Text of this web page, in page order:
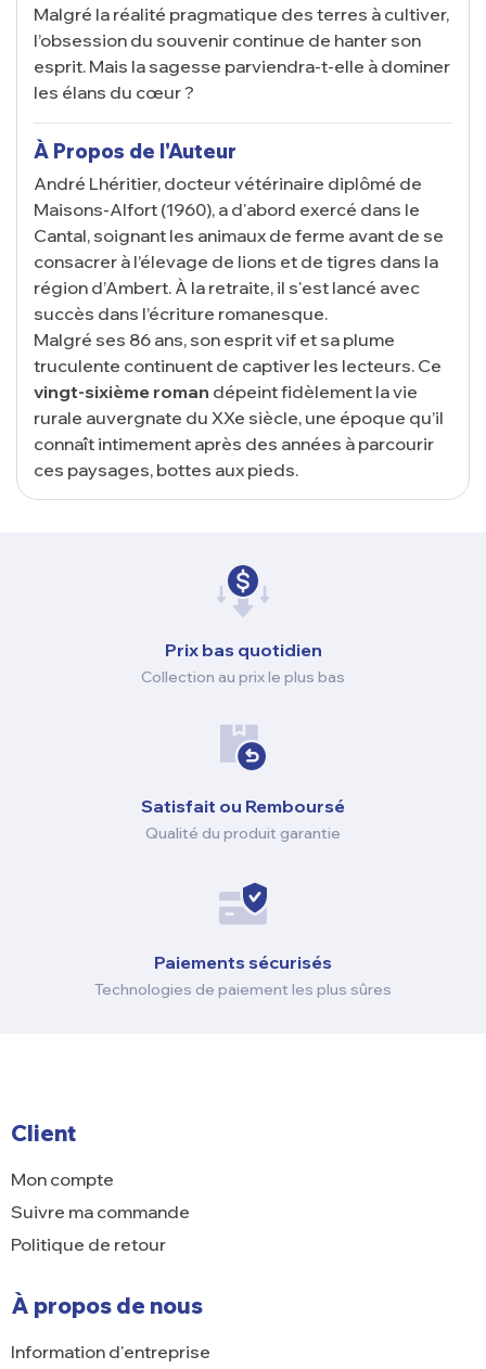
Malgré la réalité pragmatique des terres à cultiver,
l’obsession du souvenir continue de hanter son
esprit. Mais la sagesse parviendra-t-elle à dominer
les élans du cœur ?
À Propos de l'Auteur
André Lhéritier, docteur vétérinaire diplômé de
Maisons-Alfort (1960), a d'abord exercé dans le
Cantal, soignant les animaux de ferme avant de se
consacrer à l’élevage de lions et de tigres dans la
région d’Ambert. À la retraite, il s'est lancé avec
succès dans l’écriture romanesque.
Malgré ses 86 ans, son esprit vif et sa plume
truculente continuent de captiver les lecteurs. Ce
vingt-sixième roman dépeint fidèlement la vie
rurale auvergnate du XXe siècle, une époque qu’il
connaît intimement après des années à parcourir
ces paysages, bottes aux pieds.
Prix ​​bas quotidien
Collection au prix le plus bas
Satisfait ou Remboursé
Qualité du produit garantie
Paiements sécurisés
Technologies de paiement les plus sûres
Client
Mon compte
Suivre ma commande
Politique de retour
À propos de nous
Information d'entreprise